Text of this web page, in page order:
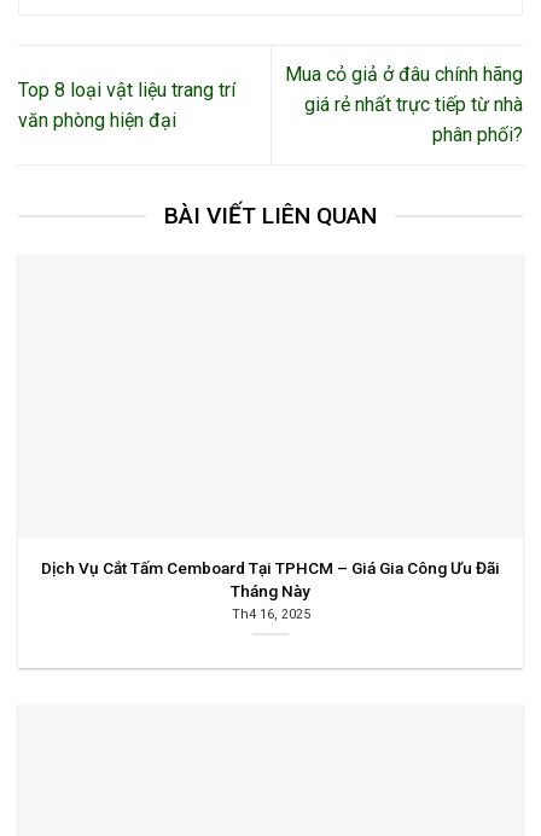
Top 8 loại vật liệu trang trí
văn phòng hiện đại
Mua cỏ giả ở đâu chính hãng
giá rẻ nhất trực tiếp từ nhà
phân phối?
BÀI VIẾT LIÊN QUAN
Dịch Vụ Cắt Tấm Cemboard Tại TPHCM – Giá Gia Công Ưu Đãi
Tháng Này
Th4 16, 2025